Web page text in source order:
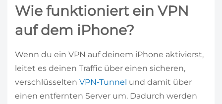
Wie funktioniert ein VPN
auf dem iPhone?
Wenn du ein VPN auf deinem iPhone aktivierst,
leitet es deinen Traffic über einen sicheren,
verschlüsselten VPN-Tunnel und damit über
einen entfernten Server um. Dadurch werden